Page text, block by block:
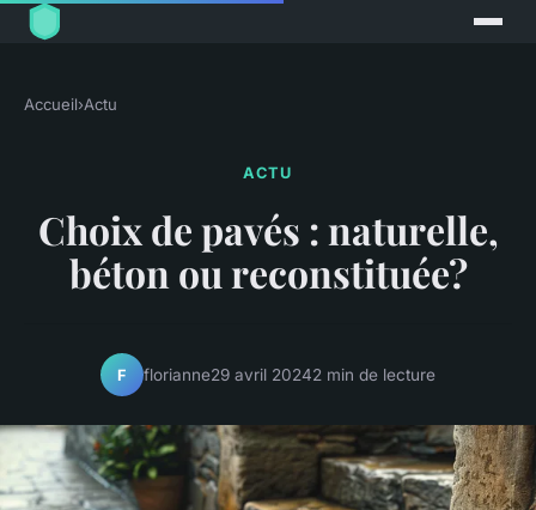
Accueil›Actu
ACTU
Choix de pavés : naturelle,
béton ou reconstituée?
F florianne29 avril 20242 min de lecture